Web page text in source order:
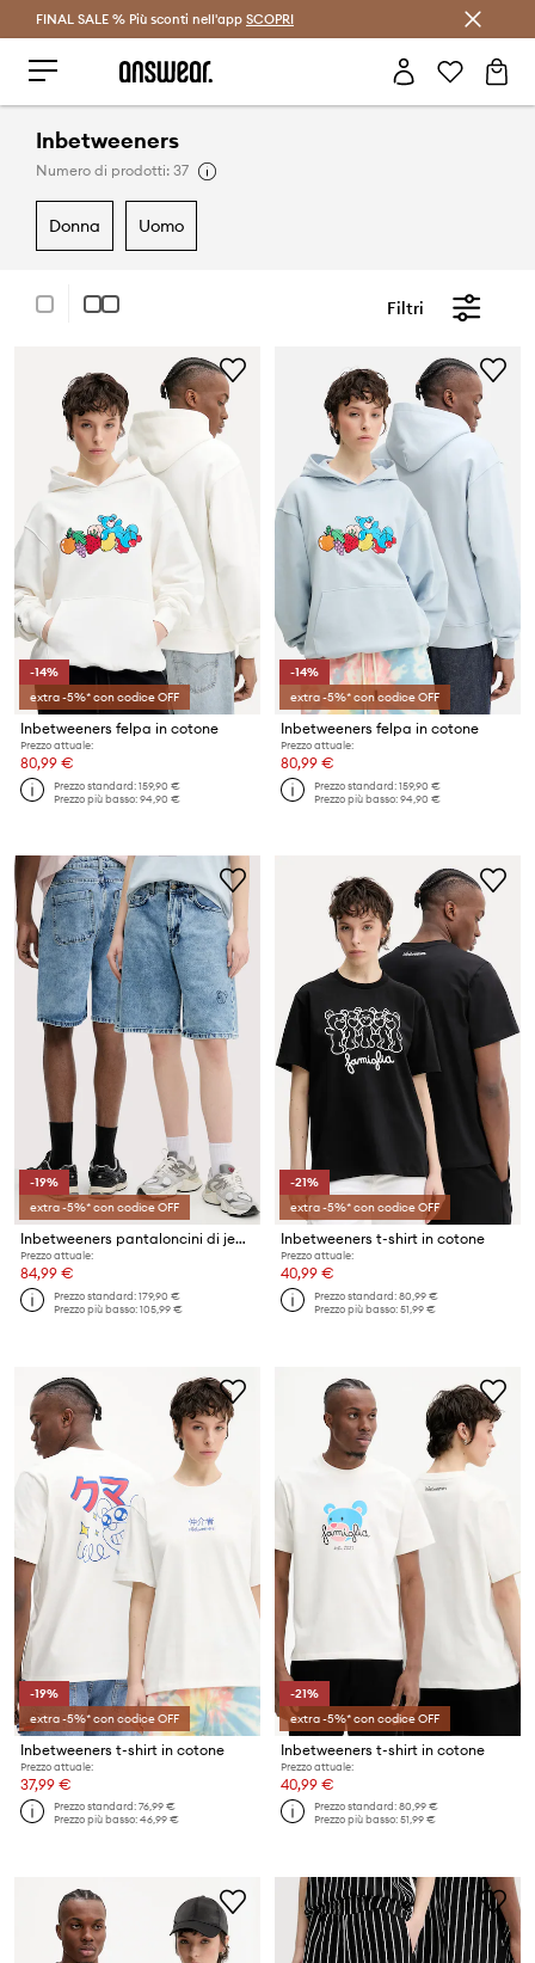
Risparmia con Answear Club >
FINAL SALE % Più sconti nell'app SCOPRI
Inbetweeners
Numero di prodotti: 37
donna uomo
Filtri
-14%
extra -5%* con codice OFF
Inbetweeners felpa in cotone
Prezzo attuale:
80,99 €
Prezzo standard:159,90 €
Prezzo più basso:94,90 €
-14%
extra -5%* con codice OFF
Inbetweeners felpa in cotone
Prezzo attuale:
80,99 €
Prezzo standard:159,90 €
Prezzo più basso:94,90 €
-19%
extra -5%* con codice OFF
Inbetweeners pantaloncini di jeans
Prezzo attuale:
84,99 €
Prezzo standard:179,90 €
Prezzo più basso:105,99 €
-21%
extra -5%* con codice OFF
Inbetweeners t-shirt in cotone
Prezzo attuale:
40,99 €
Prezzo standard:80,99 €
Prezzo più basso:51,99 €
-19%
extra -5%* con codice OFF
Inbetweeners t-shirt in cotone
Prezzo attuale:
37,99 €
Prezzo standard:76,99 €
Prezzo più basso:46,99 €
-21%
extra -5%* con codice OFF
Inbetweeners t-shirt in cotone
Prezzo attuale:
40,99 €
Prezzo standard:80,99 €
Prezzo più basso:51,99 €